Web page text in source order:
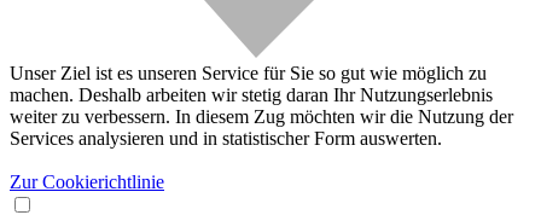
Unser Ziel ist es unseren Service für Sie so gut wie möglich zu
machen. Deshalb arbeiten wir stetig daran Ihr Nutzungserlebnis
weiter zu verbessern. In diesem Zug möchten wir die Nutzung der
Services analysieren und in statistischer Form auswerten.
Zur Cookierichtlinie